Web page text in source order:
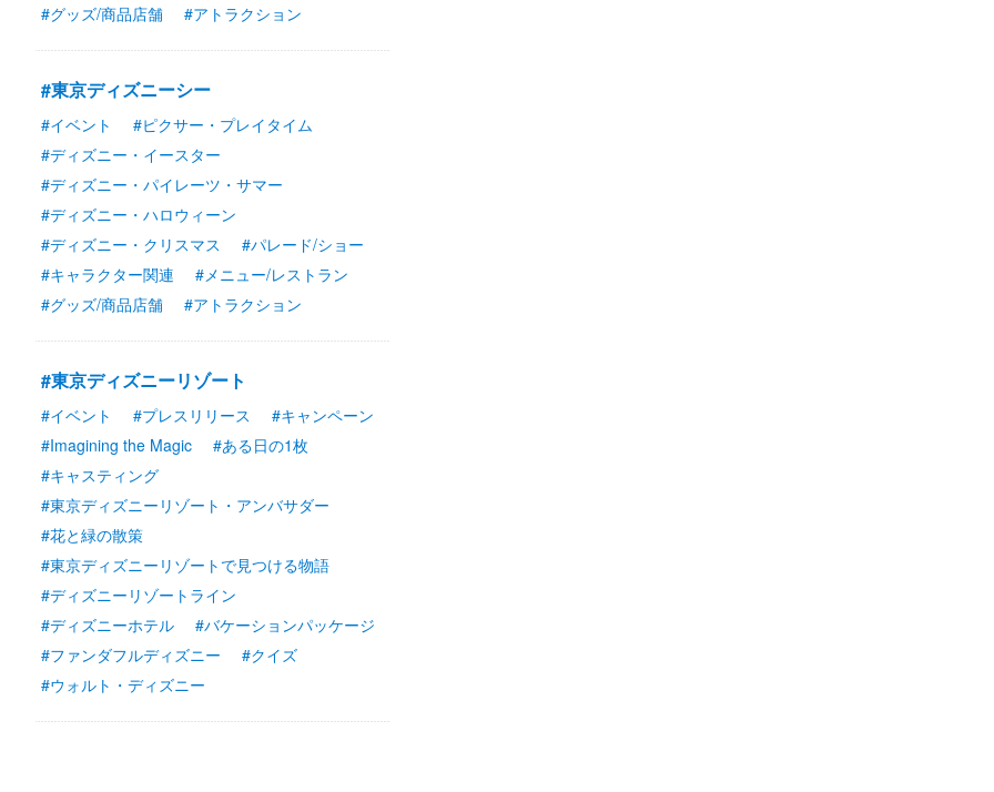
#グッズ/商品店舗
#アトラクション
#東京ディズニーシー
#イベント
#ピクサー・プレイタイム
#ディズニー・イースター
#ディズニー・パイレーツ・サマー
#ディズニー・ハロウィーン
#ディズニー・クリスマス
#パレード/ショー
#キャラクター関連
#メニュー/レストラン
#グッズ/商品店舗
#アトラクション
#東京ディズニーリゾート
#イベント #プレスリリース
#キャンペーン
#Imagining the Magic
#ある日の1枚
#キャスティング
#東京ディズニーリゾート・アンバサダー
#花と緑の散策
#東京ディズニーリゾートで見つける物語
#ディズニーリゾートライン
#ディズニーホテル
#バケーションパッケージ
#ファンダフルディズニー
#クイズ
#ウォルト・ディズニー